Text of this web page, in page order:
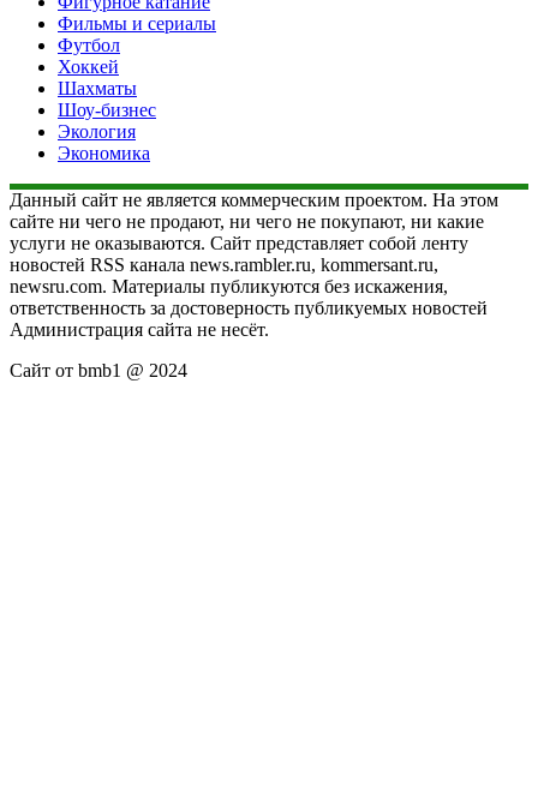
Фильмы и сериалы
Футбол
Хоккей
Шахматы
Шоу-бизнес
Экология
Экономика
Данный сайт не является коммерческим проектом. На этом
сайте ни чего не продают, ни чего не покупают, ни какие
услуги не оказываются. Сайт представляет собой ленту
новостей RSS канала news.rambler.ru, kommersant.ru,
newsru.com. Материалы публикуются без искажения,
ответственность за достоверность публикуемых новостей
Администрация сайта не несёт.
Сайт от bmb1 @ 2024